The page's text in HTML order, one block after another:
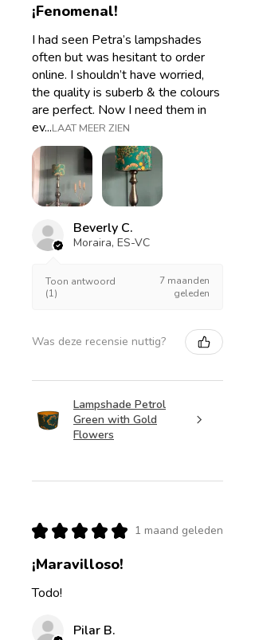
¡Fenomenal!
I had seen Petra’s lampshades
often but was hesitant to order
online. I shouldn’t have worried,
the quality is suberb & the colours
are perfect. Now I need them in
ev...LAAT MEER ZIEN
Beverly C.
Moraira, ES-VC
Toon antwoord
(1)
7 maanden
geleden
Was deze recensie nuttig?
Lampshade Petrol
Green with Gold
Flowers
★ ★ ★ ★ ★ 1 maand geleden
¡Maravilloso!
Todo!
Pilar B.